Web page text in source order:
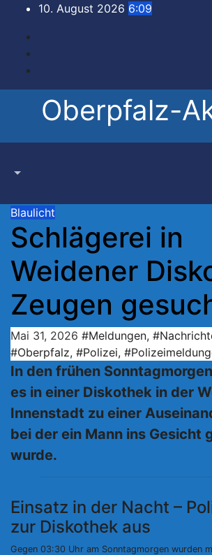
springen
10. August 2026 6:09
Oberpfalz-
Blaulicht
Schlägerei in
Weidener
Zeugen
Mai 31, 2026 #Meldungen,
#Oberpfalz, #Polizei,
In den frühen
es in einer Diskothek in der
Innenstadt zu einer
bei der ein Mann ins Gesicht
wurde.
Einsatz in der Nacht –
zur Diskothek aus
Gegen 03:30 Uhr am Sonntagmorgen wurden